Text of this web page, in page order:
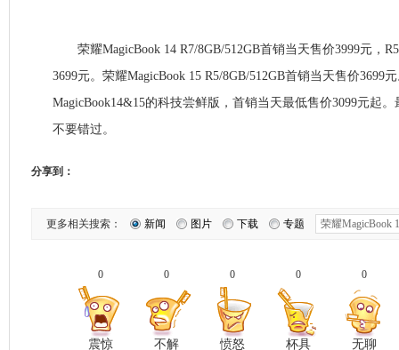
荣耀MagicBook 14 R7/8GB/512GB首销当天售价3999元，
3699元。荣耀MagicBook 15 R5/8GB/512GB首销当天售价3699
MagicBook14&15的科技尝鲜版，首销当天最低售价3099元起
不要错过。
分享到：
更多相关搜索： 新闻 图片 下载 专题
0
震惊
0
不解
0
愤怒
0
杯具
0
无聊